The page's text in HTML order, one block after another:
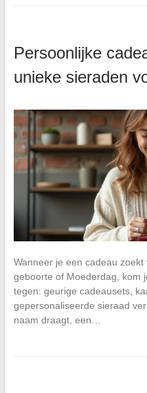
Persoonlijke
unieke sieraden
Wanneer je een cadeau
geboorte of Moederdag, kom
tegen: geurige cadeausets,
gepersonaliseerde sieraad
naam draagt, een…